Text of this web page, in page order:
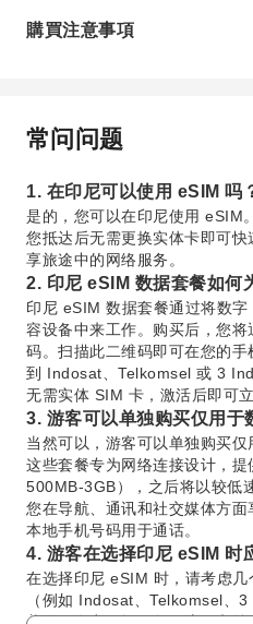
購買注意事項
常问问题
1. 在印尼可以使用 eSIM 吗
是的，您可以在印尼使用 eSIM
您抵达后无需更换实体卡即可
享旅途中的网络服务。
2. 印尼 eSIM 数据套餐如何
印尼 eSIM 数据套餐通过将数
容设备中来工作。购买后，您
码。扫描此二维码即可在您的
到 Indosat、Telkomsel 或 3
无需实体 SIM 卡，激活后即可
3. 游客可以单独购买仅用于
当然可以，游客可以单独购买仅
这些套餐专为网络连接设计，
500MB-3GB），之后将以较低
您在导航、通讯和社交媒体方
本地手机号码用于通话。
4. 游客在选择印尼 eSIM 时
在选择印尼 eSIM 时，请考虑
（例如 Indosat、Telkomsel、